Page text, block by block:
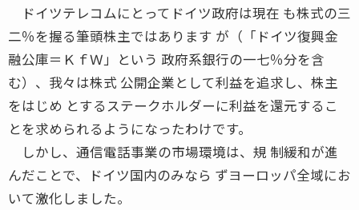
ドイツテレコムにとってドイツ政府は現在 も株式の三
二％を握る筆頭株主ではあります が（「ドイツ復興金
融公庫＝ＫｆＷ」という 政府系銀行の一七％分を含
む）、我々は株式 公開企業として利益を追求し、株主
をはじめ とするステークホルダーに利益を還元するこ
とを求められるようになったわけです。
しかし、通信電話事業の市場環境は、規 制緩和が進
んだことで、ドイツ国内のみなら ずヨーロッパ全域にお
いて激化しました。